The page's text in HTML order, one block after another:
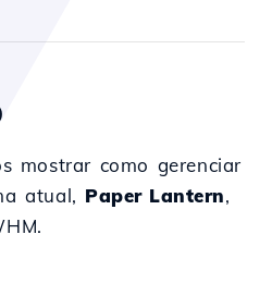
mostrar como gerenciar
atual, Paper Lantern,